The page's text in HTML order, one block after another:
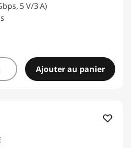
5 V/3 A)
Ajouter au panier